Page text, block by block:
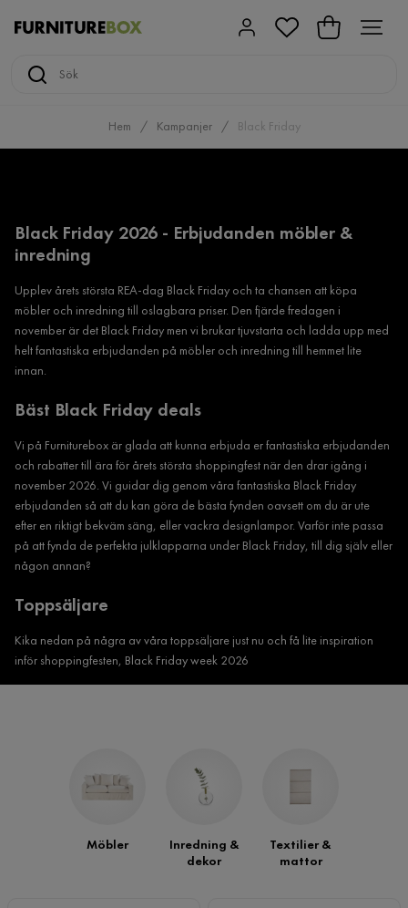
Hem Kampanjer Black Friday
Black Friday 2026 - Erbjudanden möbler &
inredning
Upplev årets största REA-dag Black Friday och ta chansen att köpa
möbler och inredning till oslagbara priser. Den fjärde fredagen i
november är det Black Friday men vi brukar tjuvstarta och ladda upp med
helt fantastiska erbjudanden på möbler och inredning till hemmet lite
innan.
Bäst Black Friday deals
Vi på Furniturebox är glada att kunna erbjuda er fantastiska erbjudanden
och rabatter till ära för årets största shoppingfest när den drar igång i
november 2026. Vi guidar dig genom våra fantastiska Black Friday
erbjudanden så att du kan göra de bästa fynden oavsett om du är ute
efter en riktigt bekväm säng, eller vackra designlampor. Varför inte passa
på att fynda de perfekta julklapparna under Black Friday, till dig själv eller
någon annan?
Toppsäljare
Kika nedan på några av våra toppsäljare just nu och få lite inspiration
inför shoppingfesten, Black Friday week 2026
Möbler
Inredning &
dekor
Textilier &
mattor